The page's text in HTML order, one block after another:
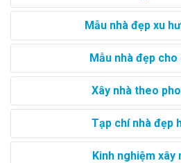
Mẫu nhà đẹp xu
Mẫu nhà đẹp
Xây nhà theo
Tạp chí nhà đẹp
Kinh nghiệm xây